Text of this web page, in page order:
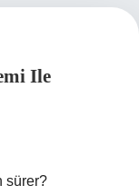
Ile
sürer?